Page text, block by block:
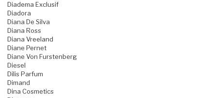
Diadema Exclusif
Diadora
Diana De Silva
Diana Ross
Diana Vreeland
Diane Pernet
Diane Von Furstenberg
Diesel
Dilis Parfum
Dimand
Dina Cosmetics